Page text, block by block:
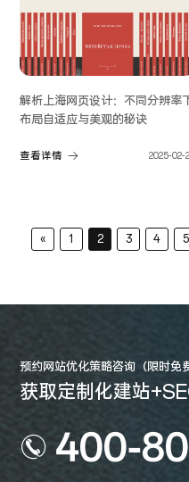
解析上海网页设计：不同分辨率
布局自适应与美观的秘诀
查看详情 2025-02-
« 1 2 3 4 5
预约网站优化策略咨询（限时免
获取定制化建站
400-